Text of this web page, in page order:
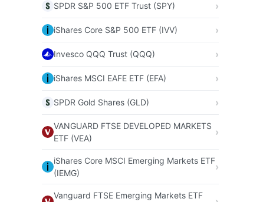
SPDR S&P 500 ETF Trust (SPY)
iShares Core S&P 500 ETF (IVV)
Invesco QQQ Trust (QQQ)
iShares MSCI EAFE ETF (EFA)
SPDR Gold Shares (GLD)
VANGUARD FTSE DEVELOPED MARKETS
ETF (VEA)
iShares Core MSCI Emerging Markets ETF
(IEMG)
Vanguard FTSE Emerging Markets ETF